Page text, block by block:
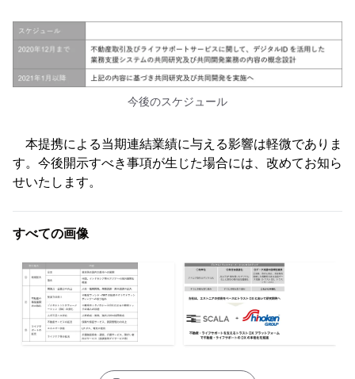
今後のスケジュール
本提携による当期連結業績に与える影響は軽微でありま
す。今後開示すべき事項が生じた場合には、改めてお知ら
せいたします。
すべての画像